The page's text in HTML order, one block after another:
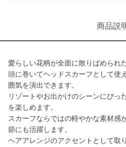
商品説
愛らしい花柄が全面に散りばめられ
頭に巻いてヘッドスカーフとして使
囲気を演出できます。
リゾートやお出かけのシーンにぴっ
を楽しめます。
スカーフならではの軽やかな素材感
節にも活躍します。
ヘアアレンジのアクセントとして取